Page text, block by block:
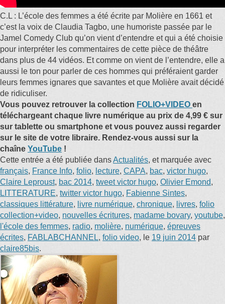
C.L : L’école des femmes a été écrite par Molière en 1661 et
c’est la voix de Claudia Tagbo, une humoriste passée par le
Jamel Comedy Club qu’on vient d’entendre et qui a été choisie
pour interpréter les commentaires de cette pièce de théâtre
dans plus de 44 vidéos. Et comme on vient de l’entendre, elle a
aussi le ton pour parler de ces hommes qui préféraient garder
leurs femmes ignares que savantes et que Molière avait décidé
de ridiculiser.
Vous pouvez retrouver la collection FOLIO+VIDEO en
téléchargeant chaque livre numérique au prix de 4,99 € sur
sur tablette ou smartphone et vous pouvez aussi regarder
sur le site de votre libraire. Rendez-vous aussi sur la
chaîne YouTube !
Cette entrée a été publiée dansActualités, et marquée avec
français, France Info, folio, lecture, CAPA, bac, victor hugo,
Claire Leproust, bac 2014, tweet victor hugo, Olivier Emond,
LITTERATURE, twitter victor hugo, Fabienne Sintes,
classiques littérature, livre numérique, chronique, livres, folio
collection+video, nouvelles écritures, madame bovary, youtube,
l'école des femmes, radio, molière, numérique, épreuves
écrites, FABLABCHANNEL, folio video, le 19 juin 2014 par
claire85bis.